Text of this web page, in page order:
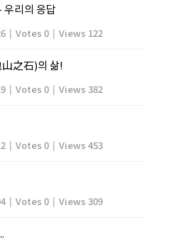
우리의 응답
| Votes 0 | Views 122
之石)의 삶!
| Votes 0 | Views 382
| Votes 0 | Views 453
| Votes 0 | Views 309